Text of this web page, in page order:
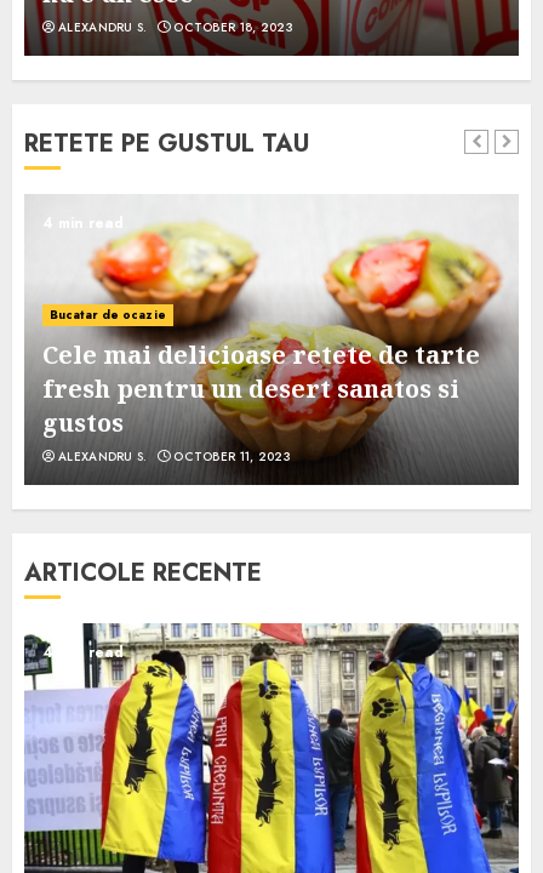
ALEXANDRU S. OCTOBER 18, 2023
RETETE PE GUSTUL TAU
4 min read
Bucatar de ocazie
Cele mai delicioase retete de tarte
fresh pentru un desert sanatos si
gustos
ALEXANDRU S. OCTOBER 11, 2023
ARTICOLE RECENTE
4 min read